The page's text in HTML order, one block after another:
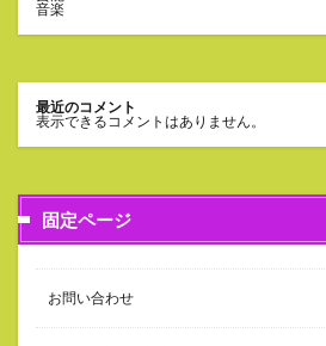
音楽
最近のコメント
表示できるコメントはありません。
固定ページ
お問い合わせ